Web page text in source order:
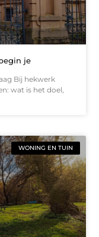
je
Bij hekwerk
wat is het doel,
WONING EN TUIN